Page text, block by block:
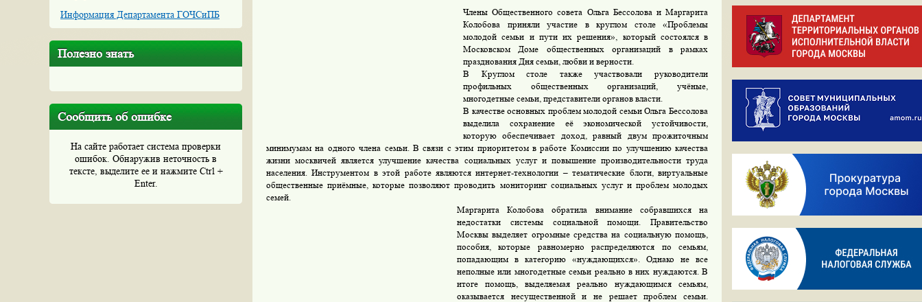
Информация Департамента ГОЧСиПБ
Полезно знать
Сообщить об ошибке
На сайте работает система проверки
ошибок. Обнаружив неточность в
тексте, выделите ее и нажмите Ctrl +
Enter.
Члены Общественного совета Ольга Бессолова и Маргарита
Колобова приняли участие в круглом столе «Проблемы
молодой семьи и пути их решения», который состоялся в
Московском Доме общественных организаций в рамках
празднования Дня семьи, любви и верности.
В Круглом столе также участвовали руководители
профильных общественных организаций, учёные,
многодетные семьи, представители органов власти.
В качестве основных проблем молодой семьи Ольга Бессолова
выделила сохранение её экономической устойчивости,
которую обеспечивает доход, равный двум прожиточным
минимумам на одного члена семьи. В связи с этим приоритетом в работе Комиссии по улучшению качества
жизни москвичей является улучшение качества социальных услуг и повышение производительности труда
населения. Инструментом в этой работе являются интернет-технологии – тематические блоги, виртуальные
общественные приёмные, которые позволяют проводить мониторинг социальных услуг и проблем молодых
семей.
Маргарита Колобова обратила внимание собравшихся на
недостатки системы социальной помощи. Правительство
Москвы выделяет огромные средства на социальную помощь,
пособия, которые равномерно распределяются по семьям,
попадающим в категорию «нуждающихся». Однако не все
неполные или многодетные семьи реально в них нуждаются. В
итоге помощь, выделяемая реально нуждающимся семьям,
оказывается несущественной и не решает проблем семьи.